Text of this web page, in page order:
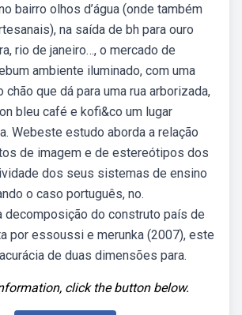
bairro olhos d’água (onde também
na saída de bh para ouro
rio de janeiro…, o mercado de
ambiente iluminado, com uma
chão que dá para uma rua arborizada,
bleu café e kofi&co um lugar
Webeste estudo aborda a relação
de imagem e de estereótipos dos
dos seus sistemas de ensino
o caso português, no.
decomposição do construto país de
por essoussi e merunka (2007), este
de duas dimensões para.
click the button below.